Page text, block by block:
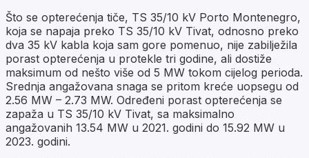
Što se opterećenja tiče, TS 35/10 kV Porto Montenegro,
koja se napaja preko TS 35/10 kV Tivat, odnosno preko
dva 35 kV kabla koja sam gore pomenuo, nije zabilježila
porast opterećenja u protekle tri godine, ali dostiže
maksimum od nešto više od 5 MW tokom cijelog perioda.
Srednja angažovana snaga se pritom kreće uopsegu od
2.56 MW – 2.73 MW. Određeni porast opterećenja se
zapaža u TS 35/10 kV Tivat, sa maksimalno
angažovanih 13.54 MW u 2021. godini do 15.92 MW u
2023. godini.